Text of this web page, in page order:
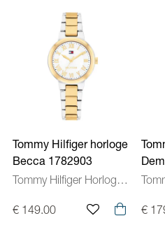
Binnenwerk
Waterdichtheid
Kenmerken Uurwerken
Tommy Hilfiger horloge
Becca 1782903
Tommy Hilfiger Horloges Dames
€ 149.00 €